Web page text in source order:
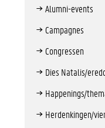
Alumni-events
Campagnes
Congressen
Dies Natalis/
Happenings/
Herdenkingen/